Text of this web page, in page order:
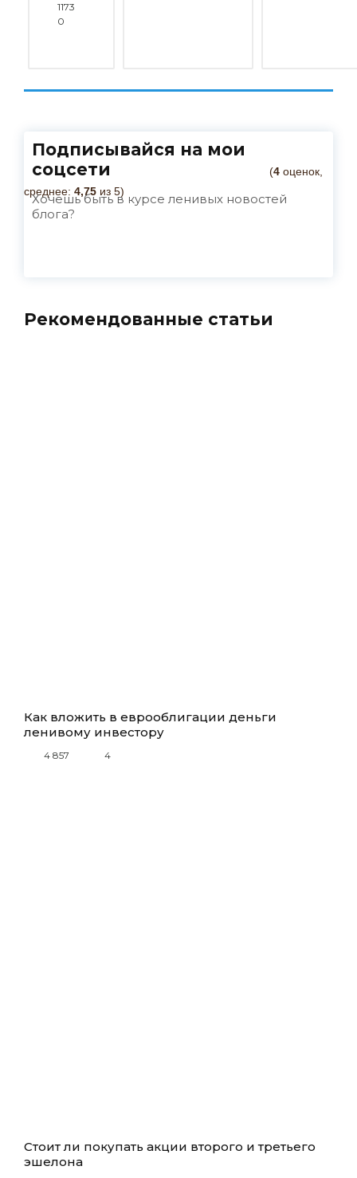
(4 оценок,
среднее: 4,75 из 5)
1173
0
Подписывайся на мои
соцсети
Хочешь быть в курсе ленивых новостей
блога?
Рекомендованные статьи
Как вложить в еврооблигации деньги
ленивому инвестору
4 857 4
Стоит ли покупать акции второго и третьего
эшелона